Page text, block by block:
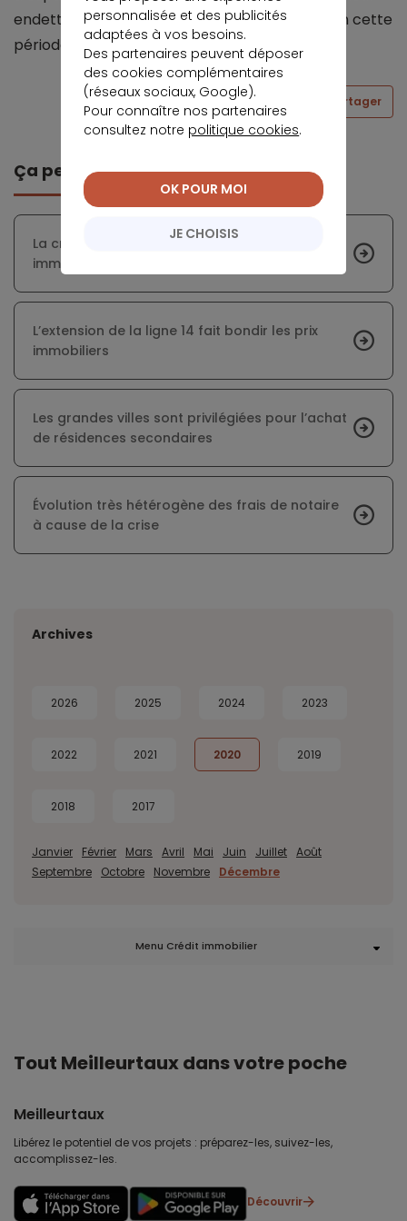
endettement. Un avantage non négligeable en cette
période d’incertitude économique…
Partager
Ça peut vous intéresser
La crise pèse sur les intentions d’achat
immobilier des jeunes
L’extension de la ligne 14 fait bondir les prix
immobiliers
Les grandes villes sont privilégiées pour l’achat
de résidences secondaires
Évolution très hétérogène des frais de notaire
à cause de la crise
Archives
2026 2025 2024 2023
2022 2021 2020 2019
2018 2017
Janvier Février Mars Avril Mai Juin Juillet Août
Septembre
Octobre Novembre Décembre
Menu Crédit immobilier
Tout Meilleurtaux dans votre poche
Meilleurtaux
Libérez le potentiel de vos projets : préparez-les, suivez-les,
accomplissez-les.
Découvrir
personnalisée et des publicités
adaptées à vos besoins.
Des partenaires peuvent déposer
des cookies complémentaires
(réseaux sociaux, Google).
Pour connaître nos partenaires
consultez notre politique cookies.
JE CHOISIS
OK POUR MOI